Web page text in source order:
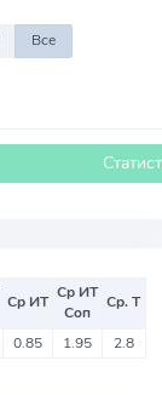
Все
Ср ИТ Ср ИТ
Соп
Ср. Т
0.85 1.95 2.8